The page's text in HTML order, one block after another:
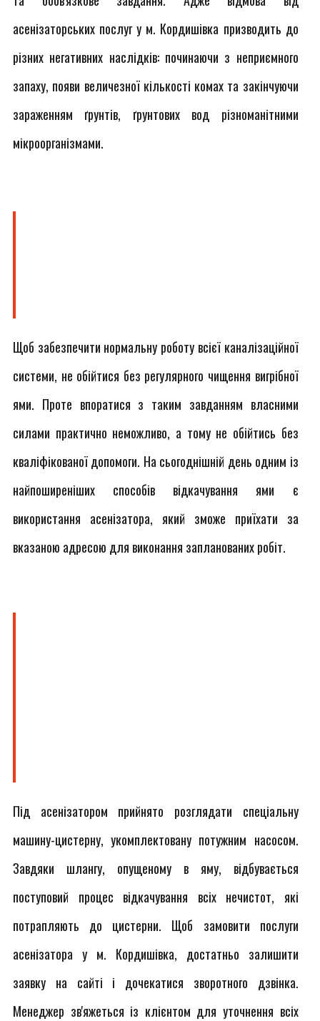
асенізаторських послуг у м. Кордишівка призводить до
різних негативних наслідків: починаючи з неприємного
запаху, появи величезної кількості комах та закінчуючи
зараженням ґрунтів, ґрунтових вод різноманітними
мікроорганізмами.
Щоб забезпечити нормальну роботу всієї каналізаційної
системи, не обійтися без регулярного чищення вигрібної
ями. Проте впоратися з таким завданням власними
силами практично неможливо, а тому не обійтись без
кваліфікованої допомоги. На сьогоднішній день одним із
найпоширеніших способів відкачування ями є
використання асенізатора, який зможе приїхати за
вказаною адресою для виконання запланованих робіт.
Під асенізатором прийнято розглядати спеціальну
машину-цистерну, укомплектовану потужним насосом.
Завдяки шлангу, опущеному в яму, відбувається
поступовий процес відкачування всіх нечистот, які
потрапляють до цистерни. Щоб замовити послуги
асенізатора у м. Кордишівка, достатньо залишити
заявку на сайті і дочекатися зворотного дзвінка.
Менеджер зв'яжеться із клієнтом для уточнення всіх